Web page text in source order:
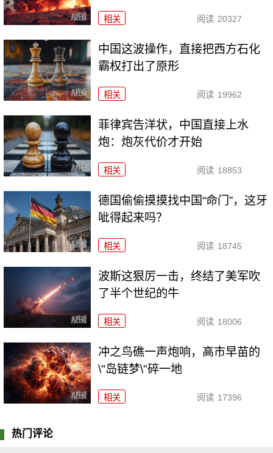
相关 阅读 20327
中国这波操作，直接把西方石化
霸权打出了原形
相关 阅读 19962
菲律宾告洋状，中国直接上水
炮：炮灰代价才开始
相关 阅读 18853
德国偷偷摸摸找中国“命门”，这牙
呲得起来吗？
相关 阅读 18745
波斯这狠厉一击，终结了美军吹
了半个世纪的牛
相关 阅读 18006
冲之鸟礁一声炮响，高市早苗的
\"岛链梦\"碎一地
相关 阅读 17396
热门评论